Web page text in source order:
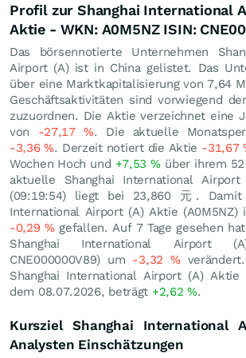
Profil zur Shanghai International
Aktie - WKN: A0M5NZ ISIN:
Das börsennotierte Unternehmen
Airport (A) ist in China gelistet. Das
über eine Marktkapitalisierung von 7,64
Geschäftsaktivitäten sind vorwiegend
zuzuordnen. Die Aktie verzeichnet eine
von -27,17%. Die aktuelle
-3,36%. Derzeit notiert die Aktie -31,67
Wochen Hoch und +7,53%über ihrem
aktuelle Shanghai International Airport
(09:19:54) liegt bei 23,860
元 . Damit
International Airport (A) Aktie (A0M5NZ)
-0,29%gefallen. Auf 7 Tage gesehen
Shanghai International Airport
CNE000000V89) um -3,32 %
Shanghai International Airport (A)
dem 08.07.2026, beträgt +2,62%.
Kursziel Shanghai International
Analysten Einschätzungen